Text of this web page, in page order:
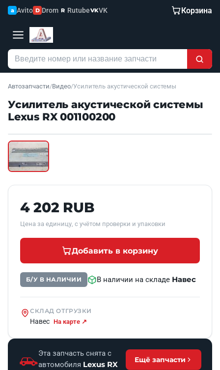
a Avito D Drom R RutubeVKVK Корзина
Автозапчасти/Видео/Усилитель акустической системы
Усилитель акустической системы
Lexus RX 001100200
Б/У В НАЛИЧИИ
4 202 RUB
Цена за единицу, с учётом проверки и упаковки
Добавить в корзину
Б/У В НАЛИЧИИ В наличии на складе Навес
СКЛАД ОТГРУЗКИ
Навес На карте ↗
Эта запчасть снята с
автомобиля Lexus RX
Ещё запчасти